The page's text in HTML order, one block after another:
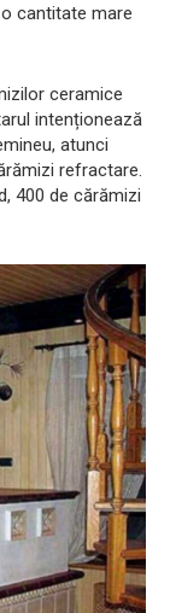
cantitate mare
ceramice
intenționează
atunci
refractare.
400 de cărămizi